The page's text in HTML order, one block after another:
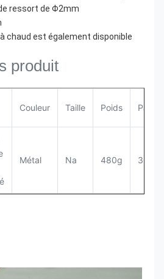
ressort de Φ2mm
chaud est également disponible
produit
Couleur Taille Poids
Métal Na 480g